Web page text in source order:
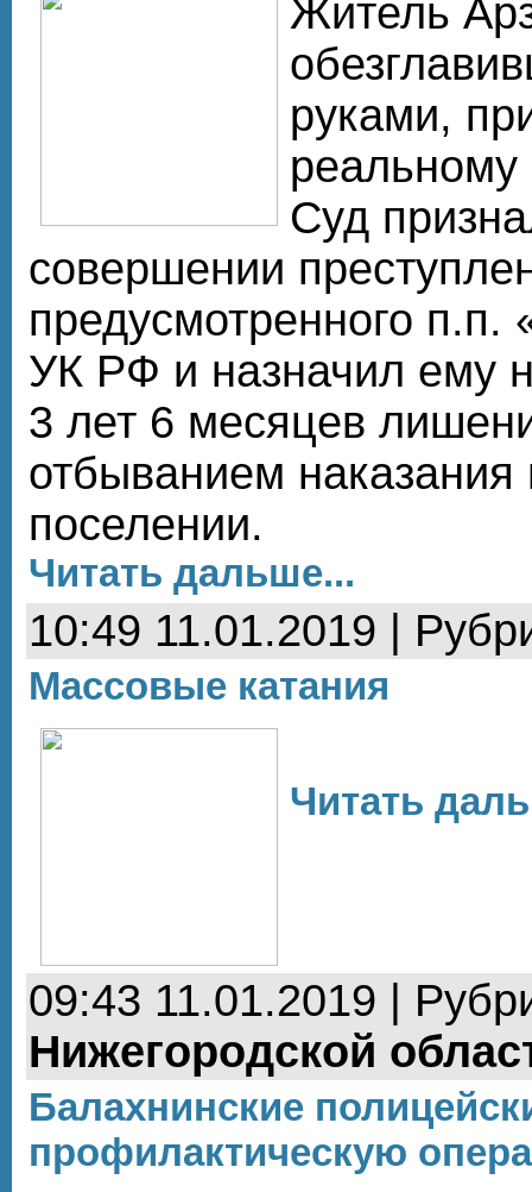
Житель
руками,
реальному
Суд
совершении
предусмотренного п.п.
УК РФ и назначил ему
3 лет 6 месяцев
отбыванием наказания
поселении.
Читать дальше...
10:49 11.01.2019 |
Массовые катания
Читать
09:43 11.01.2019 |
Нижегородской
Балахнинские
профилактическую